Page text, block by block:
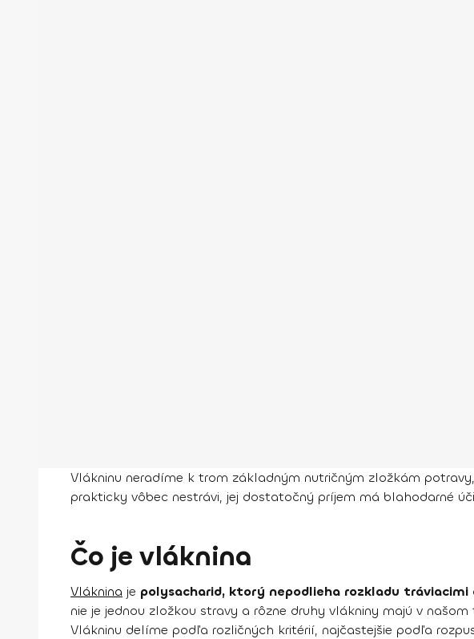
Vlákninu neradíme k trom základným nutričným zložkám
prakticky vôbec nestrávi, jej dostatočný príjem má blahodarné
Čo je vláknina
Vláknina je polysacharid, ktorý nepodlieha rozkladu
nie je jednou zložkou stravy a rôzne druhy vlákniny majú v našom
Vlákninu delíme podľa rozličných kritérií, najčastejšie podľa